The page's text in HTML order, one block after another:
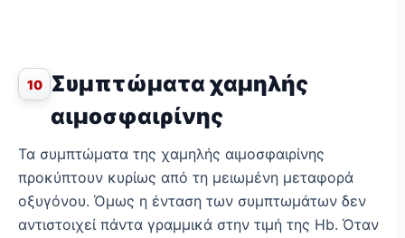
10
Συμπτώματα χαμηλής
αιμοσφαιρίνης
Τα συμπτώματα της χαμηλής αιμοσφαιρίνης
προκύπτουν κυρίως από τη μειωμένη μεταφορά
οξυγόνου. Όμως η ένταση των συμπτωμάτων δεν
αντιστοιχεί πάντα γραμμικά στην τιμή της Hb. Όταν